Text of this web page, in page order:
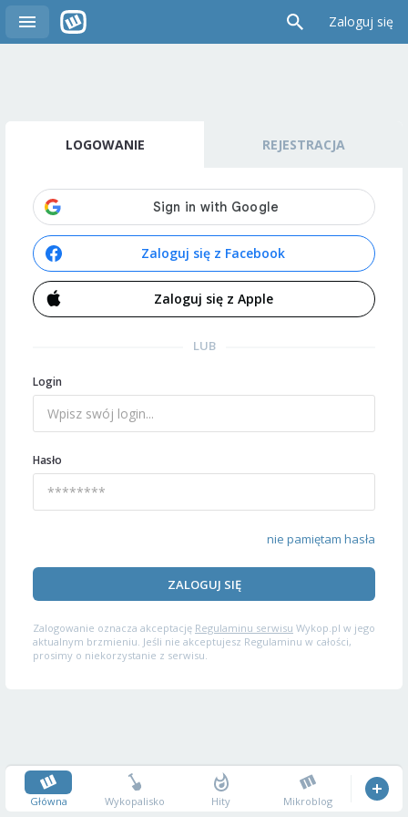
Zaloguj się
LOGOWANIE REJESTRACJA
Zaloguj się z Facebook
Zaloguj się z Apple
LUB
Login
Hasło
nie pamiętam hasła
ZALOGUJ SIĘ
Zalogowanie oznacza akceptację Regulaminu serwisu Wykop.pl w jego
aktualnym brzmieniu. Jeśli nie akceptujesz Regulaminu w całości,
prosimy o niekorzystanie z serwisu.
Główna Wykopalisko Hity Mikroblog